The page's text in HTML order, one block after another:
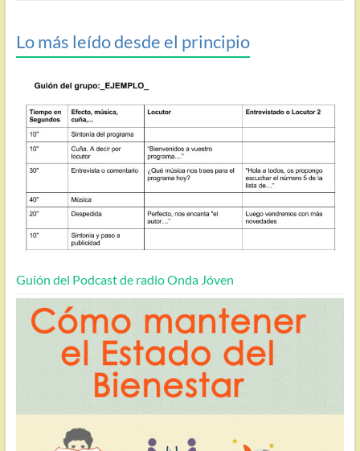
Lo más leído desde el principio
Guión del Podcast de radio Onda Jóven